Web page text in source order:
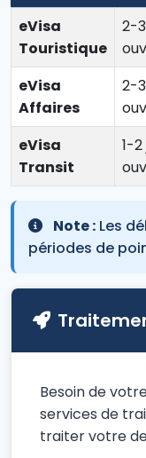
eVisa
Touristique
2-
eVisa
Affaires
2-
eVisa
Transit
1-
Note : Les
périodes de
Besoin de
services de
traiter votre